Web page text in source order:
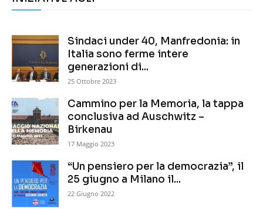
Sindaci under 40, Manfredonia: in
Italia sono ferme intere
generazioni di...
25 Ottobre 2023
Cammino per la Memoria, la tappa
conclusiva ad Auschwitz –
Birkenau
17 Maggio 2023
“Un pensiero per la democrazia”, il
25 giugno a Milano il...
22 Giugno 2022